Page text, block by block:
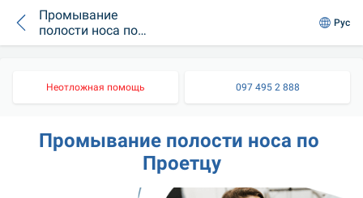
Промывание
полости носа по
Проетцу
Рус
Неотложная помощь 097 495 2 888
Промывание полости носа по
Проетцу